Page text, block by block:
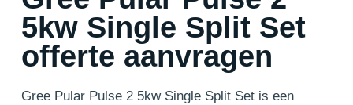
5kw Single Split Set
offerte aanvragen
Gree Pular Pulse 2 5kw Single Split Set is een